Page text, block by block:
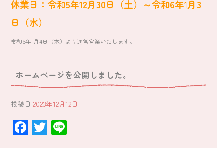
休業日：令和5年12月30日（土）～令和6年1月3
日（水）
令和6年1月4日（木）より通常営業いたします。
ホームページを公開しました。
投稿日 2023年12月12日
F T